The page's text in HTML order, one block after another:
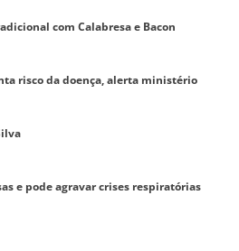
com Calabresa e Bacon
risco da doença, alerta ministério
e pode agravar crises respiratórias